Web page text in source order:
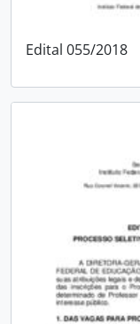
Edital 055/2018